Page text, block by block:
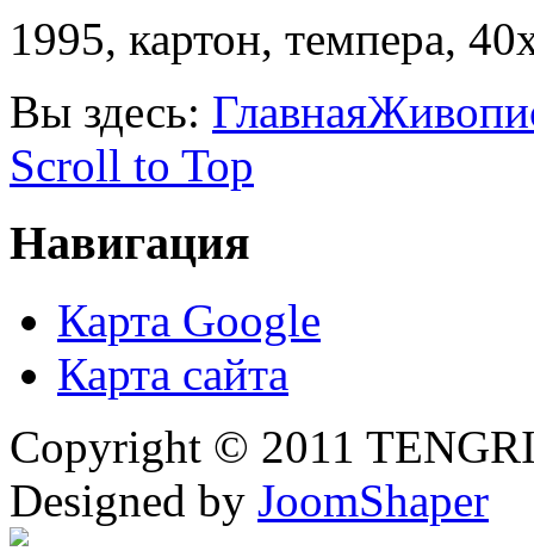
1995, картон, темпера,
Вы здесь: Главная
Scroll to Top
Навигация
Карта Google
Карта сайта
Copyright © 2011
Designed by JoomShaper